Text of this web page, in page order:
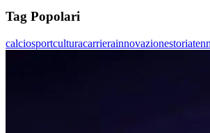
Tag Popolari
calciosportculturacarrierainnovazionestoria